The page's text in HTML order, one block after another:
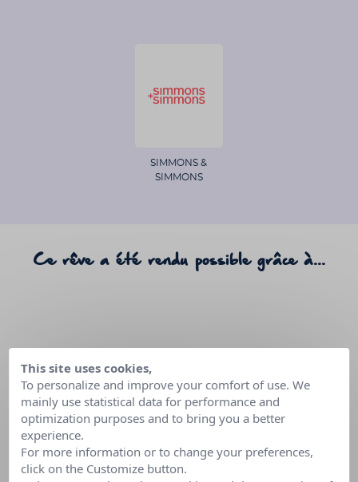
SIMMONS &
SIMMONS
Ce rêve a été rendu possible grâce à...
PARIS
This site uses cookies,
To personalize and improve your comfort of use. We
mainly use statistical data for performance and
optimization purposes and to bring you a better
experience.
For more information or to change your preferences,
click on the Customize button.